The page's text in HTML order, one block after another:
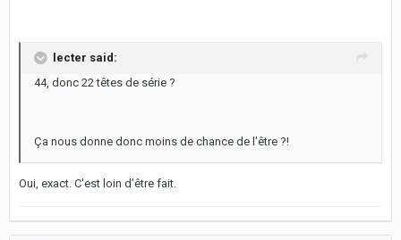
lecter said:
44, donc 22 têtes de série ?
Ça nous donne donc moins de chance de l'être ?!
Oui, exact. C'est loin d’être fait.